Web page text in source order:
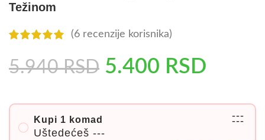
Težinom
(6 recenzije korisnika)
5.940RSD 5.400 RSD
Kupi 1 komad
Uštedećeš ---
---
---